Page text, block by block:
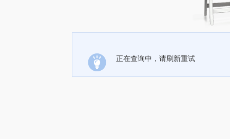
正在查询中，请刷新重试